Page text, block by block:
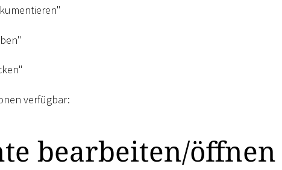
verfügbar:
bearbeiten/öffnen